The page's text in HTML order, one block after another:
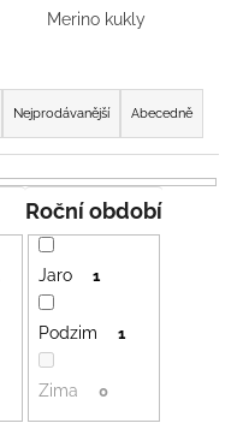
Merino kukly
Nejprodávanější Abecedně
Roční období
Jaro 1
Podzim 1
Zima 0